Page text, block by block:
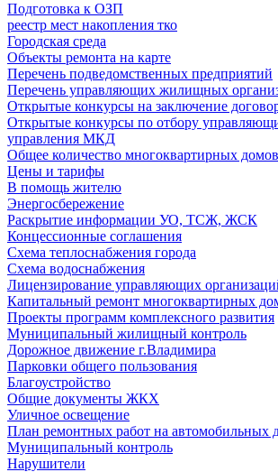
Подготовка к ОЗП
реестр мест накопления тко
Городская среда
Объекты ремонта на карте
Перечень подведомственных предприятий
Перечень управляющих жилищных
Открытые конкурсы на заключение
Открытые конкурсы по отбору
управления МКД
Общее количество многоквартирных домов
Цены и тарифы
В помощь жителю
Энергосбережение
Раскрытие информации УО, ТСЖ, ЖСК
Концессионные соглашения
Схема теплоснабжения города
Схема водоснабжения
Лицензирование управляющих
Капитальный ремонт многоквартирных
Проекты программ комплексного развития
Муниципальный жилищный контроль
Дорожное движение г.Владимира
Парковки общего пользования
Благоустройство
Общие документы ЖКХ
Уличное освещение
План ремонтных работ на автомобильных
Муниципальный контроль
Нарушители